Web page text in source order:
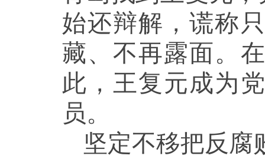
始还辩解，谎称
藏、不再露面。
此，王复元成为
员。
坚定不移把反腐